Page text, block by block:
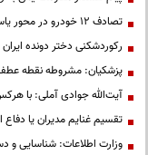
تصادف ۱۲ خودرو در محور یاسوج ـ اصفهان
رکوردشکنی دختر دونده
پزشکیان: مشروطه نقطه عطف
آیت‌الله جوادی آملی: با
تقسیم غنایم مدیران یا